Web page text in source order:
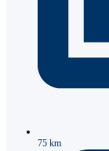
75 km